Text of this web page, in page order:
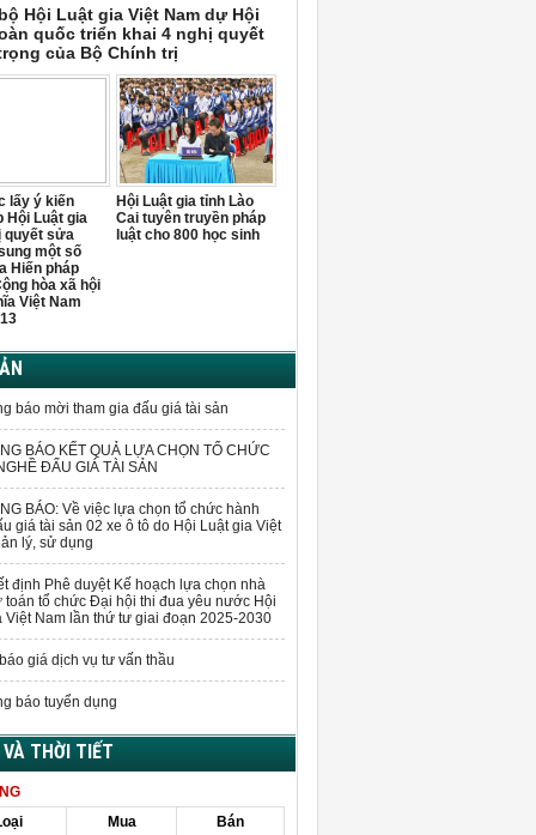
Hội Luật gia Việt Nam dự Hội
quốc triển khai 4 nghị quyết
của Bộ Chính trị
lấy ý kiến
Hội Luật gia
quyết sửa
một số
Hiến pháp
hòa xã hội
Việt Nam
Hội Luật gia tỉnh Lào
Cai tuyên truyền pháp
luật cho 800 học sinh
báo mời tham gia đấu giá tài sản
BÁO KẾT QUẢ LỰA CHỌN TỔ CHỨC
ĐẤU GIÁ TÀI SẢN
BÁO: Về việc lựa chọn tổ chức hành
giá tài sản 02 xe ô tô do Hội Luật gia Việt
lý, sử dụng
định Phê duyệt Kế hoạch lựa chọn nhà
toán tổ chức Đại hội thi đua yêu nước Hội
Việt Nam lần thứ tư giai đoạn 2025-2030
giá dịch vụ tư vấn thầu
báo tuyển dụng
THỜI TIẾT
Mua
Bán